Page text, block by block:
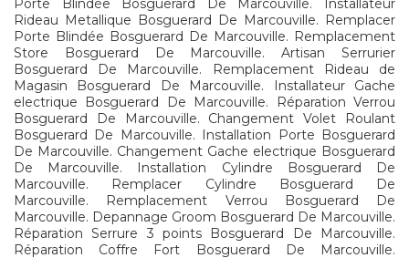
Porte Blindée Bosguerard De Marcouville. Installateur
Rideau Metallique Bosguerard De Marcouville. Remplacer
Porte Blindée Bosguerard De Marcouville. Remplacement
Store Bosguerard De Marcouville. Artisan Serrurier
Bosguerard De Marcouville. Remplacement Rideau de
Magasin Bosguerard De Marcouville. Installateur Gache
electrique Bosguerard De Marcouville. Réparation Verrou
Bosguerard De Marcouville. Changement Volet Roulant
Bosguerard De Marcouville. Installation Porte Bosguerard
De Marcouville. Changement Gache electrique Bosguerard
De Marcouville. Installation Cylindre Bosguerard De
Marcouville. Remplacer Cylindre Bosguerard De
Marcouville. Remplacement Verrou Bosguerard De
Marcouville. Depannage Groom Bosguerard De Marcouville.
Réparation Serrure 3 points Bosguerard De Marcouville.
Réparation Coffre Fort Bosguerard De Marcouville.